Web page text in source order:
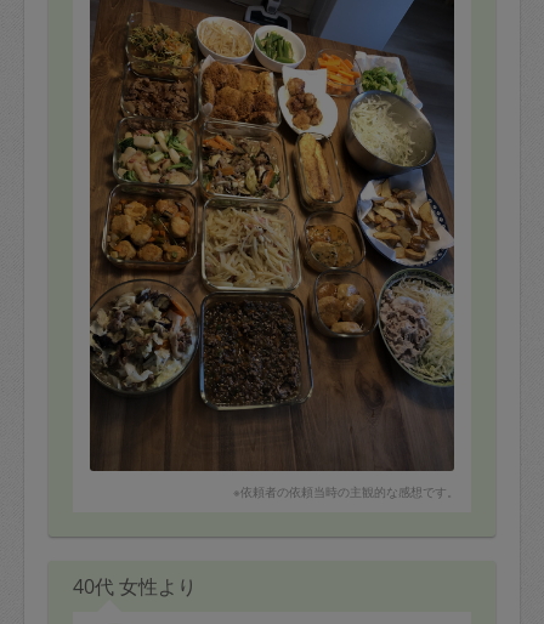
れるので、助かっております。
次回もよろしくお願いします！
※依頼者の依頼当時の主観的な感想です。
40代 女性より